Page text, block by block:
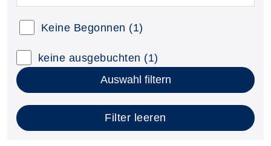
Keine Begonnen (1)
keine ausgebuchten (1)
Auswahl filtern
Filter leeren